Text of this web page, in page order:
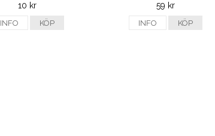
10 kr
INFO KÖP
59 kr
INFO KÖP